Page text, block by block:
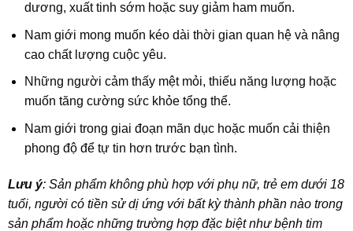
dương, xuất tinh sớm hoặc suy giảm ham muốn.
Nam giới mong muốn kéo dài thời gian quan hệ và nâng
cao chất lượng cuộc yêu.
Những người cảm thấy mệt mỏi, thiếu năng lượng hoặc
muốn tăng cường sức khỏe tổng thể.
Nam giới trong giai đoạn mãn dục hoặc muốn cải thiện
phong độ để tự tin hơn trước bạn tình.
Lưu ý: Sản phẩm không phù hợp với phụ nữ, trẻ em dưới 18
tuổi, người có tiền sử dị ứng với bất kỳ thành phần nào trong
sản phẩm hoặc những trường hợp đặc biệt như bệnh tim